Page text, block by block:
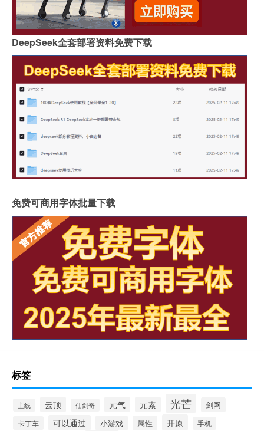
DeepSeek全套部署资料免费下载
免费可商用字体批量下载
标签
主线 云顶 仙剑奇 元气 元素 光芒 剑网
卡丁车 可以通过 小游戏 属性 开原 手机